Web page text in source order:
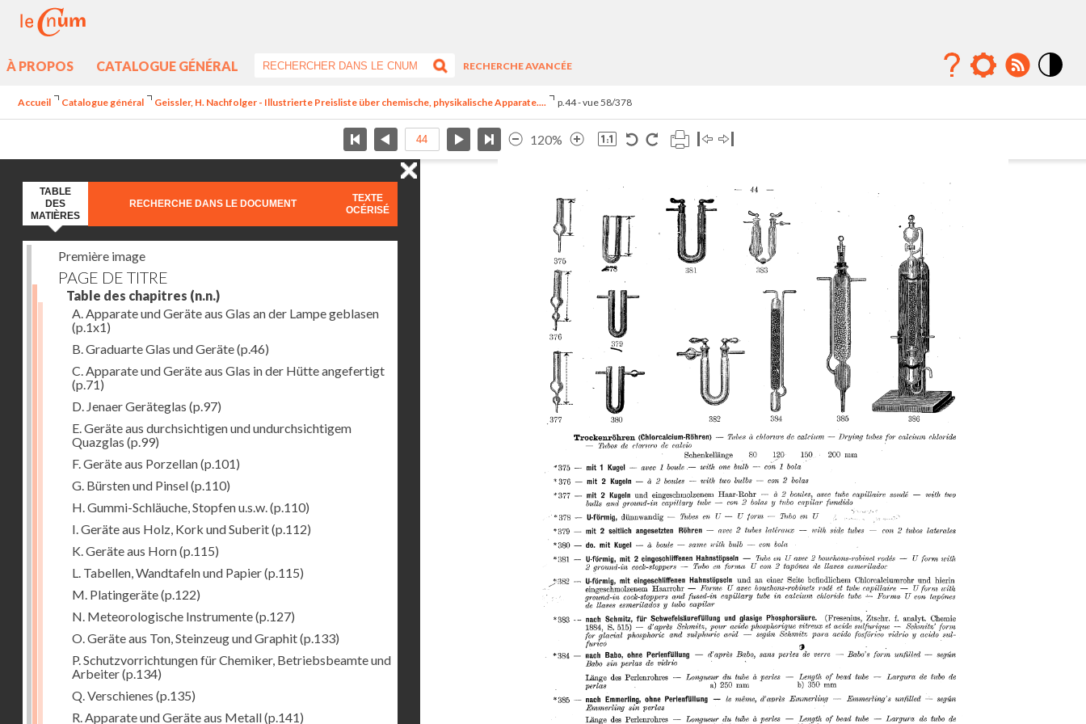
À PROPOS CATALOGUE GÉNÉRAL
RECHERCHE AVANCÉE
Accueil Catalogue général Geissler, H. Nachfolger - Illustrierte Preisliste über chemische, physikalische Apparate.... p.44 - vue 58/378
120%
TABLE
DES
MATIÈRES
RECHERCHE DANS LE DOCUMENT
TEXTE
OCÉRISÉ
Première image
PAGE DE TITRE
Table des chapitres (n.n.)
A. Apparate und Geräte aus Glas an der Lampe geblasen
(p.1x1)
B. Graduarte Glas und Geräte(p.46)
C. Apparate und Geräte aus Glas in der Hütte angefertigt
(p.71)
D. Jenaer Geräteglas (p.97)
E. Geräte aus durchsichtigen und undurchsichtigem
Quazglas (p.99)
F. Geräte aus Porzellan(p.101)
G. Bürsten und Pinsel(p.110)
H. Gummi-Schläuche, Stopfen u.s.w.(p.110)
I. Geräte aus Holz, Kork und Suberit(p.112)
K. Geräte aus Horn(p.115)
L. Tabellen, Wandtafeln und Papier(p.115)
M. Platingeräte(p.122)
N. Meteorologische Instrumente(p.127)
O. Geräte aus Ton, Steinzeug und Graphit(p.133)
P. Schutzvorrichtungen für Chemiker, Betriebsbeamte und
Arbeiter(p.134)
Q. Verschienes (p.135)
R. Apparate und Geräte aus Metall(p.141)